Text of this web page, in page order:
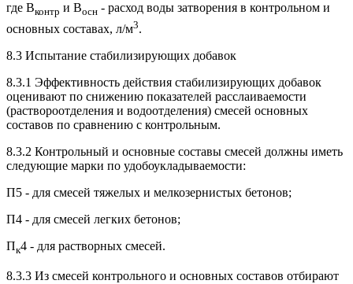
где Bконтр и Bосн - расход воды затворения в контрольном и
основных составах, л/м3.
8.3 Испытание стабилизирующих добавок
8.3.1 Эффективность действия стабилизирующих добавок
оценивают по снижению показателей расслаиваемости
(раствороотделения и водоотделения) смесей основных
составов по сравнению с контрольным.
8.3.2 Контрольный и основные составы смесей должны иметь
следующие марки по удобоукладываемости:
П5 - для смесей тяжелых и мелкозернистых бетонов;
П4 - для смесей легких бетонов;
Пк4 - для растворных смесей.
8.3.3 Из смесей контрольного и основных составов отбирают